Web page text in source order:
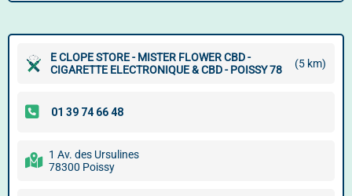
E CLOPE STORE - MISTER FLOWER CBD -
CIGARETTE ELECTRONIQUE & CBD - POISSY 78
(5 km)
1 Av. des Ursulines
78300 Poissy